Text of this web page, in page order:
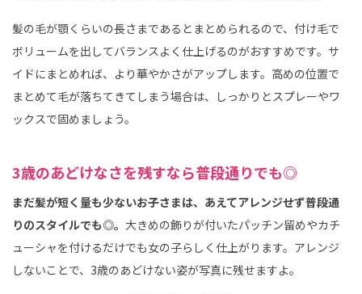
髪の毛が顎くらいの長さまであるとまとめられるので、付け毛で
ボリュームを出してバランスよく仕上げるのがおすすめです。サ
イドにまとめれば、より華やかさがアップします。高めの位置で
まとめて毛が落ちてきてしまう場合は、しっかりとスプレーやワ
ックスで固めましょう。
3歳のあどけなさを残すなら普段通りでも◎
まだ髪が短く量も少ないお子さまは、あえてアレンジせず普段通
りのスタイルでも◎。 大きめの飾りが付いたパッチン留めやカチ
ューシャを付けるだけでも女の子らしく仕上がります。アレンジ
しないことで、3歳のあどけない姿が写真に残せますよ。